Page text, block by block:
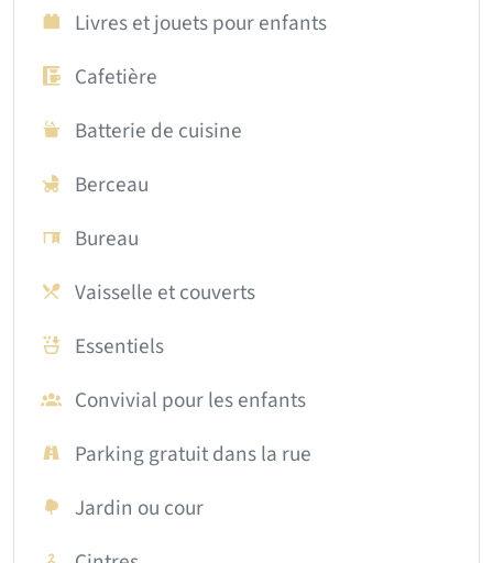
Livres et jouets pour enfants
Cafetière
Batterie de cuisine
Berceau
Bureau
Vaisselle et couverts
Essentiels
Convivial pour les enfants
Parking gratuit dans la rue
Jardin ou cour